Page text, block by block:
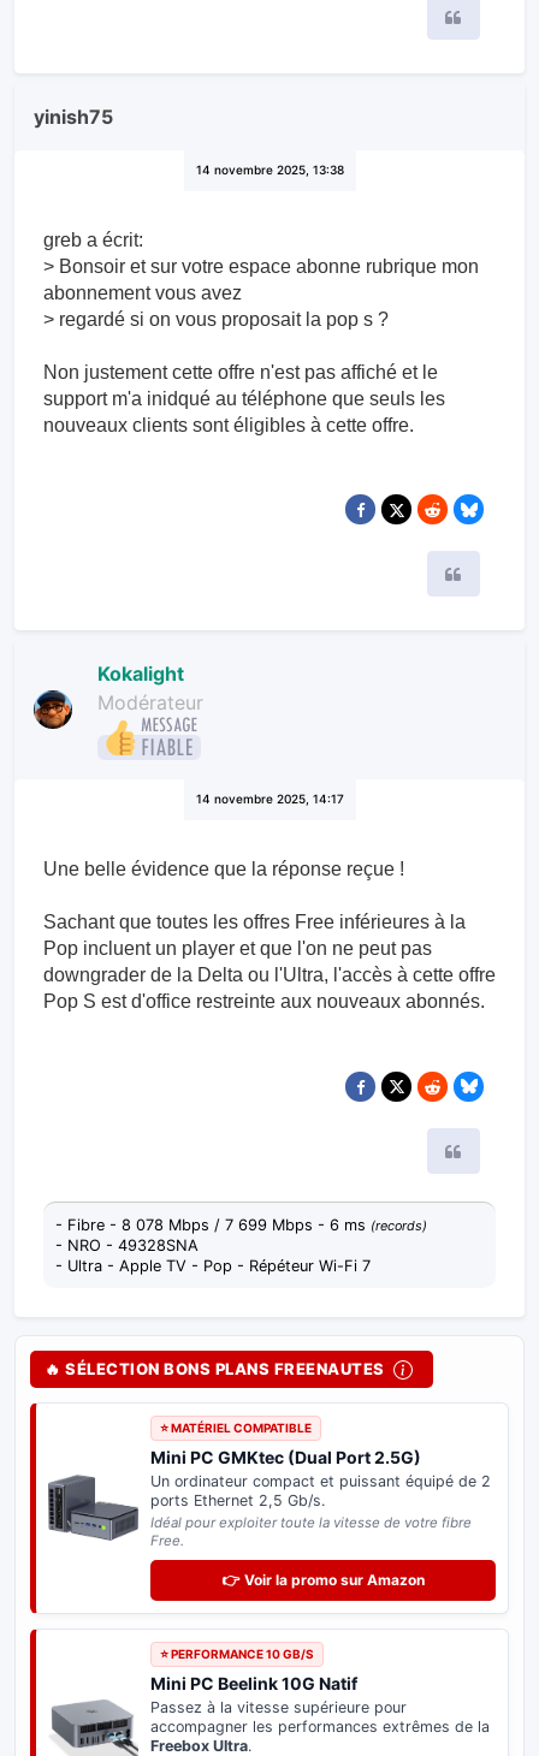
yinish75
14 novembre 2025, 13:38
greb a écrit:
> Bonsoir et sur votre espace abonne rubrique mon
abonnement vous avez
> regardé si on vous proposait la pop s ?
Non justement cette offre n'est pas affiché et le
support m'a inidqué au téléphone que seuls les
nouveaux clients sont éligibles à cette offre.
Kokalight
Modérateur
14 novembre 2025, 14:17
Une belle évidence que la réponse reçue !
Sachant que toutes les offres Free inférieures à la
Pop incluent un player et que l'on ne peut pas
downgrader de la Delta ou l'Ultra, l'accès à cette offre
Pop S est d'office restreinte aux nouveaux abonnés.
- Fibre - 8 078 Mbps / 7 699 Mbps - 6 ms (records)
- NRO - 49328SNA
- Ultra - Apple TV - Pop - Répéteur Wi-Fi 7
🔥 SÉLECTION BONS PLANS FREENAUTES
⭐ MATÉRIEL COMPATIBLE
Mini PC GMKtec (Dual Port 2.5G)
Un ordinateur compact et puissant équipé de 2
ports Ethernet 2,5 Gb/s.
Idéal pour exploiter toute la vitesse de votre fibre
Free.
👉 Voir la promo sur Amazon
⭐ PERFORMANCE 10 GB/S
Mini PC Beelink 10G Natif
Passez à la vitesse supérieure pour
accompagner les performances extrêmes de la
Freebox Ultra.